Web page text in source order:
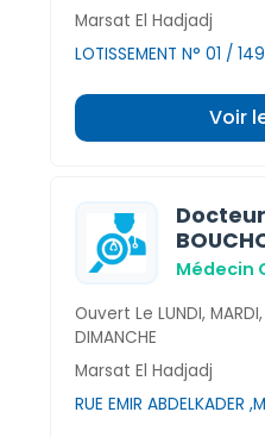
Marsat El Hadjadj
LOTISSEMENT N° 01 /
Voir
Docteur
Médecin
Ouvert Le LUNDI, MARDI,
DIMANCHE
Marsat El Hadjadj
RUE EMIR ABDELKADER